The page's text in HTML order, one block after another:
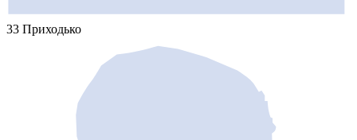
33 Приходько